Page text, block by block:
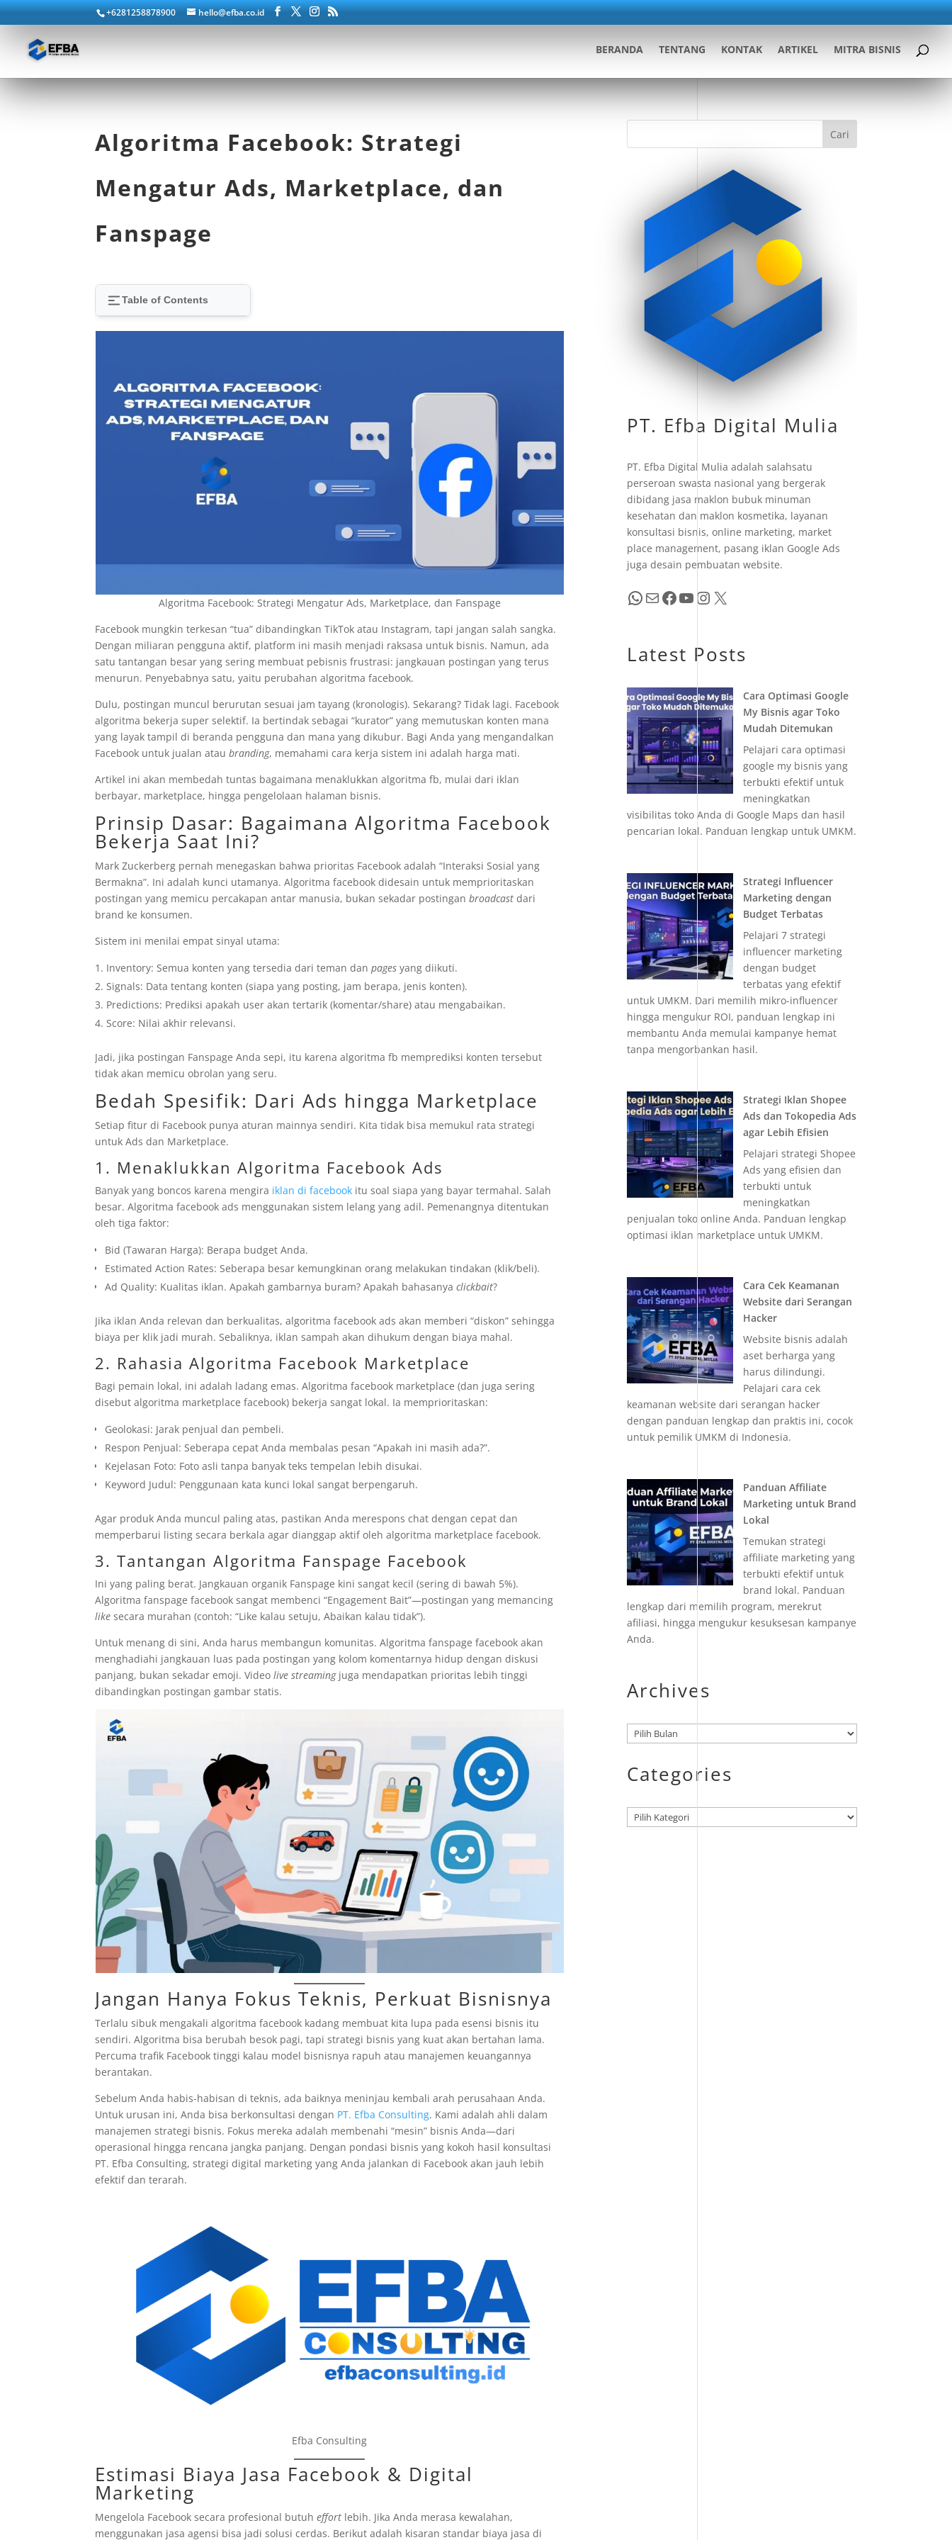
+6281258878900 hello@efba.co.id
BERANDA TENTANG KONTAK ARTIKEL MITRA BISNIS
Algoritma Facebook: Strategi
Mengatur Ads, Marketplace, dan
Fanspage
Table of Contents
Algoritma Facebook: Strategi Mengatur Ads, Marketplace, dan Fanspage
Facebook mungkin terkesan “tua” dibandingkan TikTok atau Instagram, tapi jangan salah sangka.
Dengan miliaran pengguna aktif, platform ini masih menjadi raksasa untuk bisnis. Namun, ada
satu tantangan besar yang sering membuat pebisnis frustrasi: jangkauan postingan yang terus
menurun. Penyebabnya satu, yaitu perubahan algoritma facebook.
Dulu, postingan muncul berurutan sesuai jam tayang (kronologis). Sekarang? Tidak lagi. Facebook
algoritma bekerja super selektif. Ia bertindak sebagai “kurator” yang memutuskan konten mana
yang layak tampil di beranda pengguna dan mana yang dikubur. Bagi Anda yang mengandalkan
Facebook untuk jualan ataubranding, memahami cara kerja sistem ini adalah harga mati.
Artikel ini akan membedah tuntas bagaimana menaklukkan algoritma fb, mulai dari iklan
berbayar, marketplace, hingga pengelolaan halaman bisnis.
Prinsip Dasar: Bagaimana Algoritma Facebook
Bekerja Saat Ini?
Mark Zuckerberg pernah menegaskan bahwa prioritas Facebook adalah “Interaksi Sosial yang
Bermakna”. Ini adalah kunci utamanya. Algoritma facebook didesain untuk memprioritaskan
postingan yang memicu percakapan antar manusia, bukan sekadar postinganbroadcast dari
brand ke konsumen.
Sistem ini menilai empat sinyal utama:
Inventory: Semua konten yang tersedia dari teman danpages yang diikuti.
Signals: Data tentang konten (siapa yang posting, jam berapa, jenis konten).
Predictions: Prediksi apakah user akan tertarik (komentar/share) atau mengabaikan.
Score: Nilai akhir relevansi.
Jadi, jika postingan Fanspage Anda sepi, itu karena algoritma fb memprediksi konten tersebut
tidak akan memicu obrolan yang seru.
Bedah Spesifik: Dari Ads hingga Marketplace
Setiap fitur di Facebook punya aturan mainnya sendiri. Kita tidak bisa memukul rata strategi
untuk Ads dan Marketplace.
1. Menaklukkan Algoritma Facebook Ads
Banyak yang boncos karena mengira iklan di facebook itu soal siapa yang bayar termahal. Salah
besar. Algoritma facebook ads menggunakan sistem lelang yang adil. Pemenangnya ditentukan
oleh tiga faktor:
Bid (Tawaran Harga): Berapa budget Anda.
Estimated Action Rates: Seberapa besar kemungkinan orang melakukan tindakan (klik/beli).
Ad Quality: Kualitas iklan. Apakah gambarnya buram? Apakah bahasanyaclickbait?
Jika iklan Anda relevan dan berkualitas, algoritma facebook ads akan memberi “diskon” sehingga
biaya per klik jadi murah. Sebaliknya, iklan sampah akan dihukum dengan biaya mahal.
2. Rahasia Algoritma Facebook Marketplace
Bagi pemain lokal, ini adalah ladang emas. Algoritma facebook marketplace (dan juga sering
disebut algoritma marketplace facebook) bekerja sangat lokal. Ia memprioritaskan:
Geolokasi: Jarak penjual dan pembeli.
Respon Penjual: Seberapa cepat Anda membalas pesan “Apakah ini masih ada?”.
Kejelasan Foto: Foto asli tanpa banyak teks tempelan lebih disukai.
Keyword Judul: Penggunaan kata kunci lokal sangat berpengaruh.
Agar produk Anda muncul paling atas, pastikan Anda merespons chat dengan cepat dan
memperbarui listing secara berkala agar dianggap aktif oleh algoritma marketplace facebook.
3. Tantangan Algoritma Fanspage Facebook
Ini yang paling berat. Jangkauan organik Fanspage kini sangat kecil (sering di bawah 5%).
Algoritma fanspage facebook sangat membenci “Engagement Bait”—postingan yang memancing
like secara murahan (contoh: “Like kalau setuju, Abaikan kalau tidak”).
Untuk menang di sini, Anda harus membangun komunitas. Algoritma fanspage facebook akan
menghadiahi jangkauan luas pada postingan yang kolom komentarnya hidup dengan diskusi
panjang, bukan sekadar emoji. Videolive streamingjuga mendapatkan prioritas lebih tinggi
dibandingkan postingan gambar statis.
Jangan Hanya Fokus Teknis, Perkuat Bisnisnya
Terlalu sibuk mengakali algoritma facebook kadang membuat kita lupa pada esensi bisnis itu
sendiri. Algoritma bisa berubah besok pagi, tapi strategi bisnis yang kuat akan bertahan lama.
Percuma trafik Facebook tinggi kalau model bisnisnya rapuh atau manajemen keuangannya
berantakan.
Sebelum Anda habis-habisan di teknis, ada baiknya meninjau kembali arah perusahaan Anda.
Untuk urusan ini, Anda bisa berkonsultasi dengan PT. Efba Consulting. Kami adalah ahli dalam
manajemen strategi bisnis. Fokus mereka adalah membenahi “mesin” bisnis Anda—dari
operasional hingga rencana jangka panjang. Dengan pondasi bisnis yang kokoh hasil konsultasi
PT. Efba Consulting, strategi digital marketing yang Anda jalankan di Facebook akan jauh lebih
efektif dan terarah.
Efba Consulting
Estimasi Biaya Jasa Facebook & Digital
Marketing
Mengelola Facebook secara profesional butuheffort lebih. Jika Anda merasa kewalahan,
menggunakan jasa agensi bisa jadi solusi cerdas. Berikut adalah kisaran standar biaya jasa di
Cari
PT. Efba Digital Mulia
PT. Efba Digital Mulia adalah salahsatu
perseroan swasta nasional yang bergerak
dibidang jasa maklon bubuk minuman
kesehatan dan maklon kosmetika, layanan
konsultasi bisnis, online marketing, market
place management, pasang iklan Google Ads
juga desain pembuatan website.
WhatsApp Mail Facebook YouTube InstagramX
Latest Posts
Cara Optimasi Google
My Bisnis agar Toko
Mudah Ditemukan
Pelajari cara optimasi
google my bisnis yang
terbukti efektif untuk
meningkatkan
visibilitas toko Anda di Google Maps dan hasil
pencarian lokal. Panduan lengkap untuk UMKM.
Strategi Influencer
Marketing dengan
Budget Terbatas
Pelajari 7 strategi
influencer marketing
dengan budget
terbatas yang efektif
untuk UMKM. Dari memilih mikro-influencer
hingga mengukur ROI, panduan lengkap ini
membantu Anda memulai kampanye hemat
tanpa mengorbankan hasil.
Strategi Iklan Shopee
Ads dan Tokopedia Ads
agar Lebih Efisien
Pelajari strategi Shopee
Ads yang efisien dan
terbukti untuk
meningkatkan
penjualan toko online Anda. Panduan lengkap
optimasi iklan marketplace untuk UMKM.
Cara Cek Keamanan
Website dari Serangan
Hacker
Website bisnis adalah
aset berharga yang
harus dilindungi.
Pelajari cara cek
keamanan website dari serangan hacker
dengan panduan lengkap dan praktis ini, cocok
untuk pemilik UMKM di Indonesia.
Panduan Affiliate
Marketing untuk Brand
Lokal
Temukan strategi
affiliate marketing yang
terbukti efektif untuk
brand lokal. Panduan
lengkap dari memilih program, merekrut
afiliasi, hingga mengukur kesuksesan kampanye
Anda.
Archives
Arsip
Categories
Kategori